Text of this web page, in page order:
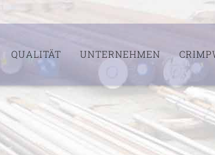
QUALITÄT UNTERNEHMEN